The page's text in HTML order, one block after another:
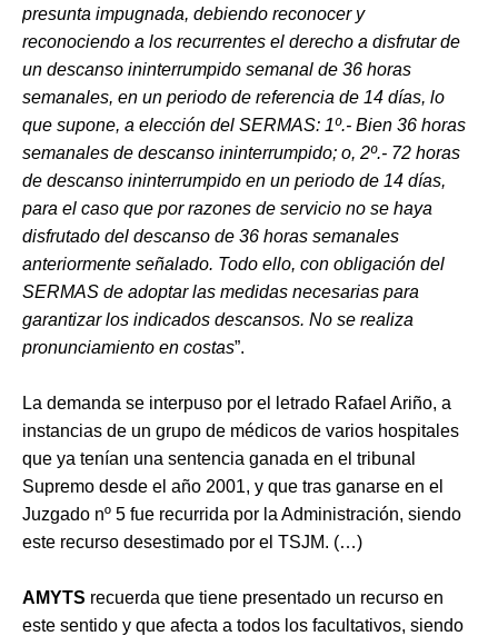
presunta impugnada, debiendo reconocer y
reconociendo a los recurrentes el derecho a disfrutar de
un descanso ininterrumpido semanal de 36 horas
semanales, en un periodo de referencia de 14 días, lo
que supone, a elección del SERMAS: 1º.- Bien 36 horas
semanales de descanso ininterrumpido; o, 2º.- 72 horas
de descanso ininterrumpido en un periodo de 14 días,
para el caso que por razones de servicio no se haya
disfrutado del descanso de 36 horas semanales
anteriormente señalado. Todo ello, con obligación del
SERMAS de adoptar las medidas necesarias para
garantizar los indicados descansos. No se realiza
pronunciamiento en costas”.
La demanda se interpuso por el letrado Rafael Ariño, a
instancias de un grupo de médicos de varios hospitales
que ya tenían una sentencia ganada en el tribunal
Supremo desde el año 2001, y que tras ganarse en el
Juzgado nº 5 fue recurrida por la Administración, siendo
este recurso desestimado por el TSJM. (…)
AMYTS recuerda que tiene presentado un recurso en
este sentido y que afecta a todos los facultativos, siendo